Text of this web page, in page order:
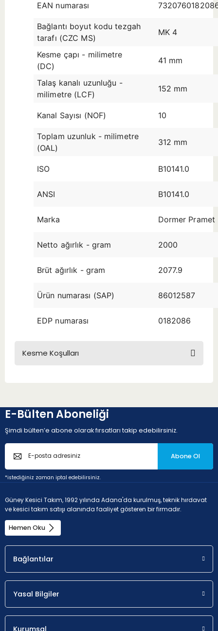
EAN numarası
Bağlantı boyut kodu tezgah
tarafı (CZC MS)
MK 4
Kesme çapı - milimetre
(DC)
41 mm
Talaş kanalı uzunluğu -
milimetre (LCF)
152 mm
Kanal Sayısı (NOF) 10
Toplam uzunluk - milimetre
(OAL)
312 mm
ISO B10141.0
ANSI B10141.0
Marka Dormer Pramet
Netto ağırlık - gram 2000
Brüt ağırlık - gram 2077.9
Ürün numarası (SAP) 86012587
EDP numarası 0182086
Kesme Koşulları
E-Bülten Aboneliği
Şimdi bülten’e abone olarak fırsatları takip edebilirsiniz.
Abone Ol
*istediğiniz zaman iptal edebilirsiniz.
Güney Kesici Takım, 1992 yılında Adana'da kurulmuş, teknik hırdavat
ve kesici takım satışı alanında faaliyet gösteren bir firmadır.
Hemen Oku
Bağlantılar
Yasal Bilgiler
Kurumsal